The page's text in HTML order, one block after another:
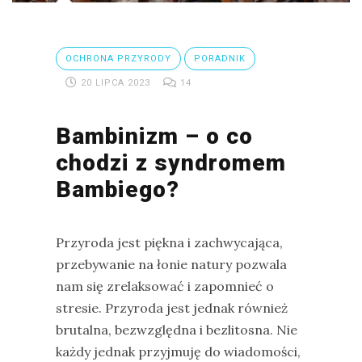
OCHRONA PRZYRODY PORADNIK
20 LIPCA 2023 14
Bambinizm – o co
chodzi z syndromem
Bambiego?
Przyroda jest piękna i zachwycająca,
przebywanie na łonie natury pozwala
nam się zrelaksować i zapomnieć o
stresie. Przyroda jest jednak również
brutalna, bezwzględna i bezlitosna. Nie
każdy jednak przyjmuję do wiadomości,